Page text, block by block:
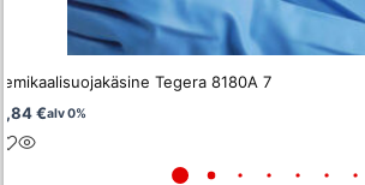
Tegera 8180A 7
€alv 0%